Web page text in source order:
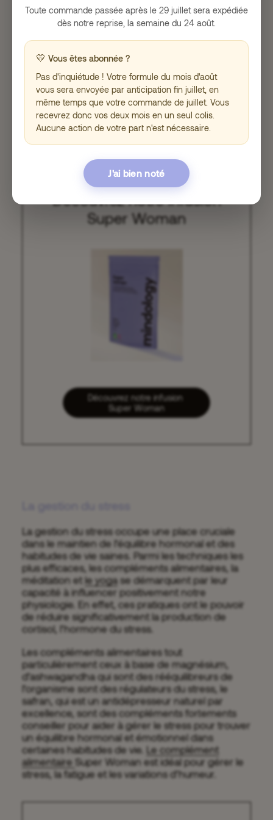
En outre, un sommeil suffisant permet également
de réguler la production de cortisol, l’hormone du
de cortisol diminuent, ce qui favorise une
réduction du stress et une meilleure gestion des
émotions au quotidien. Ainsi, investir dans un
sommeil de qualité s’avère être une démarche
précieuse pour équilibrer nos hormones et
cultiver un bien-être émotionnel solide. Cela nous
permet de faire face aux défis de la vie
quotidienne avec une énergie positive et une
clarté mentale accrue.
Découvrez notre infusion
Super Woman
Découvrez notre infusion
Super Woman
La gestion du stress occupe une place cruciale
dans le maintien de l’équilibre hormonal et des
habitudes de vie saines. Parmi les techniques les
plus efficaces, les compléments alimentaires, la
méditation et le yogase démarquent par leur
capacité à influencer positivement notre
physiologie. En effet, ces pratiques ont le pouvoir
de réduire significativement la production de
cortisol, l’hormone du stress.
Les compléments alimentaires tout
particulièrement ceux à base de magnésium,
d’ashwagandha qui sont des rééquilibreurs de
l’organisme sont des régulateurs du stress, le
safran, qui est un antidépresseur naturel par
excellence, sont des compléments fortements
conseiller pour aider à gérer le stress pour trouver
un équilibre hormonal et émotionnel dans
certaines habitudes de vie. Le complément
alimentaire Super Woman est idéal pour gérer le
stress, la fatigue et les variations d’humeur.
Toute commande passée après le 29 juillet sera expédiée
dès notre reprise, la semaine du 24 août.
💛 Vous êtes abonnée ?
Pas d'inquiétude ! Votre formule du mois d'août
vous sera envoyée par anticipation fin juillet, en
même temps que votre commande de juillet. Vous
recevrez donc vos deux mois en un seul colis.
Aucune action de votre part n'est nécessaire.
J'ai bien noté